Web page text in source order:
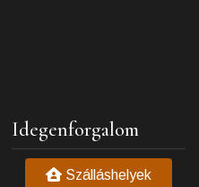
Idegenforgalom
Szálláshelyek